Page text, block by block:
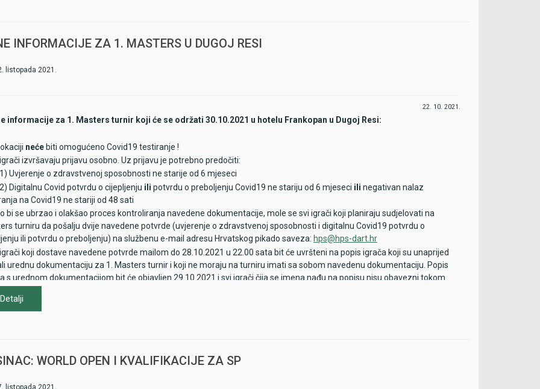
INFORMACIJE ZA 1. MASTERS U DUGOJ RESI
listopada 2021.
22. 10. 2021.
informacije za 1. Masters turnir koji će se održati 30.10.2021 u hotelu Frankopan u Dugoj Resi:
nećebiti omogućeno Covid19 testiranje !
izvršavaju prijavu osobno. Uz prijavu je potrebno predočiti:
o zdravstvenoj sposobnosti ne starije od 6 mjeseci
Covid potvrdu o cijepljenju ili potvrdu o preboljenju Covid19 ne stariju od 6 mjeseci ili negativan nalaz
na Covid19 ne stariji od 48 sati
bi se ubrzao i olakšao proces kontroliranja navedene dokumentacije, mole se svi igrači koji planiraju sudjelovati na
turniru da pošalju dvije navedene potvrde (uvjerenje o zdravstvenoj sposobnosti i digitalnu Covid19 potvrdu o
ili potvrdu o preboljenju) na službenu e-mail adresu Hrvatskog pikado saveza: hps@hps-dart.hr
koji dostave navedene potvrde mailom do 28.10.2021 u 22.00 sata bit će uvršteni na popis igrača koji su unaprijed
urednu dokumentaciju za 1. Masters turnir i koji ne moraju na turniru imati sa sobom navedenu dokumentaciju. Popis
s urednom dokumentacijom bit će objavljen 29.10.2021 i svi igrači čija se imena nađu na popisu nisu obavezni tokom
ostali igrači moraju na turniru imati sa sobom ranije navedene dokumente inače neće moći izvršiti prijavu i neće moći
Detalji
WORLD OPEN I KVALIFIKACIJE ZA SP
listopada 2021.